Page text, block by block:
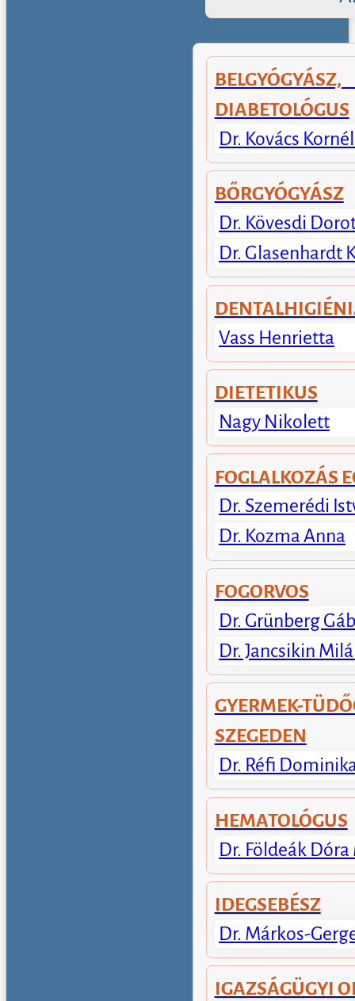
DIABETOLÓGUS
Dr. Kovács
BŐRGYÓGYÁSZ
Dr. Kövesdi
Dr. Glasenhardt
Vass Henrietta
DIETETIKUS
Nagy Nikolett
FOGLALKOZÁS
Dr. Szemerédi
Dr. Kozma Anna
FOGORVOS
Dr. Grünberg
Dr. Jancsikin
GYERMEK-
SZEGEDEN
Dr. Réfi
HEMATOLÓGUS
Dr. Földeák
IDEGSEBÉSZ
Dr. Márkos-
IGAZSÁGÜGYI